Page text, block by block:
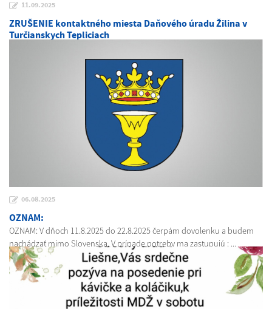
11.09.2025
ZRUŠENIE kontaktného miesta Daňového úradu Žilina v
Turčianskych Tepliciach
06.08.2025
OZNAM:
OZNAM: V dňoch 11.8.2025 do 22.8.2025 čerpám dovolenku a budem
nachádzať mimo Slovenska. V prípade potreby ma zastupujú : ...